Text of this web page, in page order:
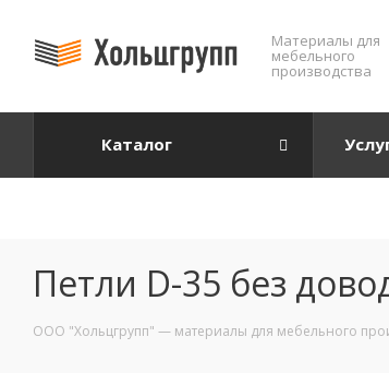
Mатериалы для
мебельного
производства
Каталог
Петли D-35 без
ООО "Хольцгрупп" — материалы для мебельного